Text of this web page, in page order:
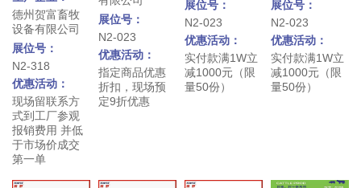
德州贺富畜牧
设备有限公司
展位号：
N2-318
优惠活动：
现场留联系方
式到工厂参观
报销费用 并低
于市场价成交
第一单
展位号：
N2-023
优惠活动：
指定商品优惠
折扣，现场预
定9折优惠
展位号：
N2-023
优惠活动：
实付款满1W立
减1000元（限
量50份）
展位号：
N2-023
优惠活动：
实付款满1W立
减1000元（限
量50份）